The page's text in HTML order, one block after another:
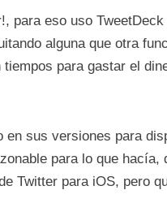
para eso uso
alguna que otra
para gastar el
en sus versiones para
para lo que
Twitter para iOS, pero